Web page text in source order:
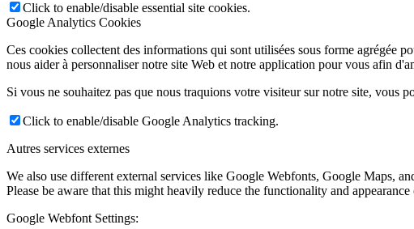
Click to enable/disable essential site cookies.
Google Analytics Cookies
Ces cookies collectent des informations qui sont utilisées sous forme agrégée
nous aider à personnaliser notre site Web et notre application pour vous afin
Si vous ne souhaitez pas que nous traquions votre visiteur sur notre site, vous
Click to enable/disable Google Analytics tracking.
Autres services externes
We also use different external services like Google Webfonts, Google Maps,
Please be aware that this might heavily reduce the functionality and
Google Webfont Settings: